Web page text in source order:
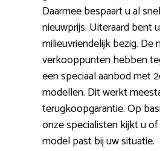
Daarmee bespaart u al
nieuwprijs. Uiteraard bent
milieuvriendelijk bezig. De
verkooppunten hebben
een speciaal aanbod met
modellen. Dit werkt
terugkoopgarantie. Op
onze specialisten kijkt u
model past bij uw situatie.